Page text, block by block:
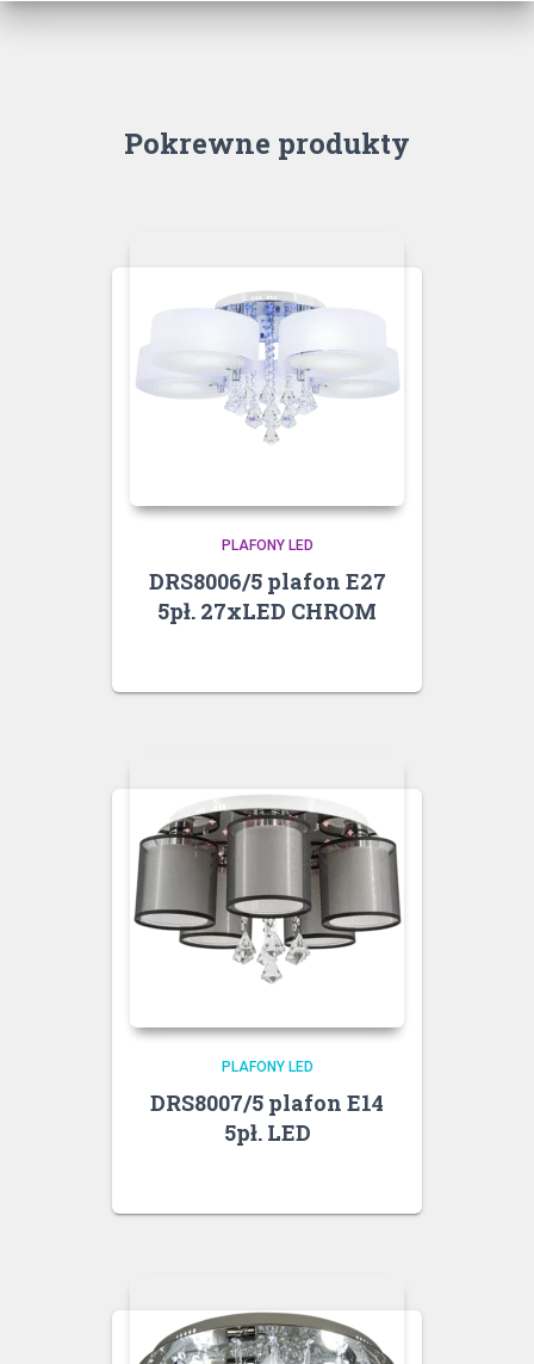
Pokrewne produkty
PLAFONY LED
DRS8006/5 plafon E27
5pł. 27xLED CHROM
PLAFONY LED
DRS8007/5 plafon E14
5pł. LED